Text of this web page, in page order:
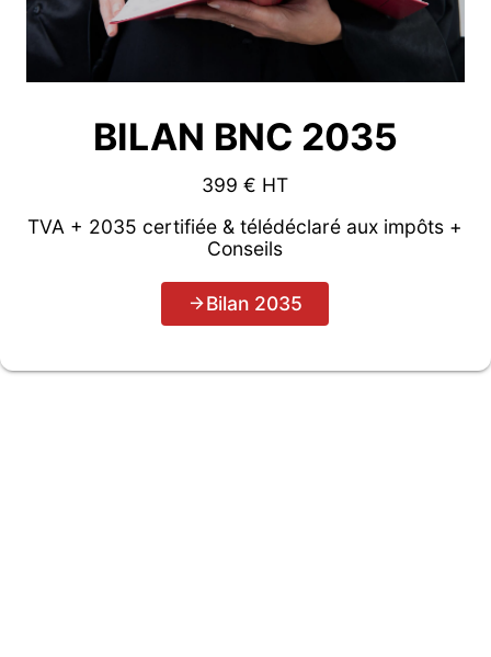
BILAN BNC 2035
399 € HT
TVA + 2035 certifiée & télédéclaré aux impôts +
Conseils
Bilan 2035